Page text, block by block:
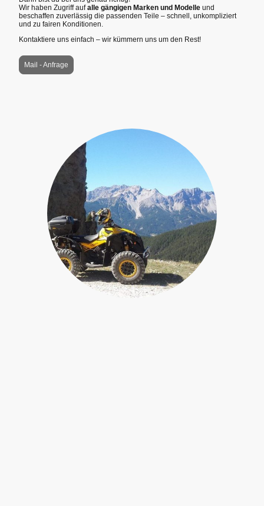
Wir haben Zugriff aufalle gängigen Marken und Modelle und
beschaffen zuverlässig die passenden Teile – schnell, unkompliziert
und zu fairen Konditionen.
Kontaktiere uns einfach – wir kümmern uns um den Rest!
Mail - Anfrage